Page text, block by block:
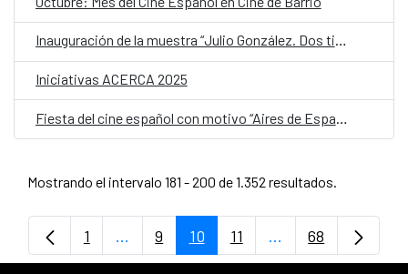
Inauguración de la muestra “Julio González. Dos tiempos e infinitas reproducciones”
Iniciativas ACERCA 2025
Mostrando el intervalo 181 - 200 de 1.352 resultados.
Página
1 ...Páginas intermedias Use TAB para
Página
9 Página
10 Página
11 ...PáginasPágina
68